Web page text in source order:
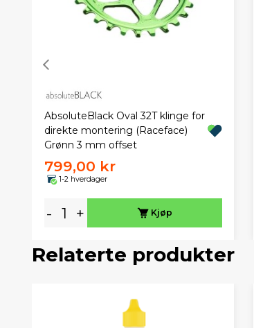
AbsoluteBlack Oval 32T klinge for
direkte montering (Raceface)
Grønn 3 mm offset
799,00 kr
1-2 hverdager
- + Kjøp
Relaterte produkter